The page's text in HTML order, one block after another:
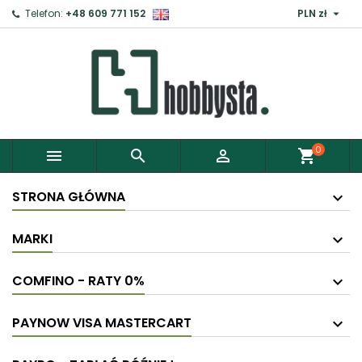
Telefon: +48 609 771 152 PLN zł 
   shopping_cart0
STRONA GŁÓWNA
MARKI
COMFINO - RATY 0%
PAYNOW VISA MASTERCART